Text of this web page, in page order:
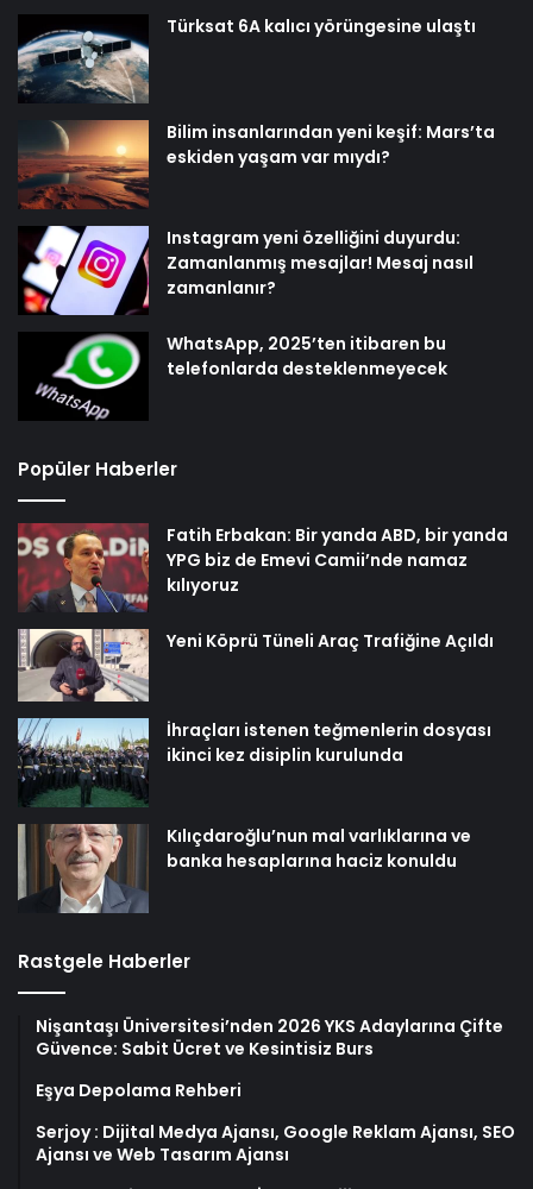
Türksat 6A kalıcı yörüngesine ulaştı
Bilim insanlarından yeni keşif: Mars’ta
eskiden yaşam var mıydı?
Instagram yeni özelliğini duyurdu:
Zamanlanmış mesajlar! Mesaj nasıl
zamanlanır?
WhatsApp, 2025’ten itibaren bu
telefonlarda desteklenmeyecek
Popüler Haberler
Fatih Erbakan: Bir yanda ABD, bir yanda
YPG biz de Emevi Camii’nde namaz
kılıyoruz
Yeni Köprü Tüneli Araç Trafiğine Açıldı
İhraçları istenen teğmenlerin dosyası
ikinci kez disiplin kurulunda
Kılıçdaroğlu’nun mal varlıklarına ve
banka hesaplarına haciz konuldu
Rastgele Haberler
Nişantaşı Üniversitesi’nden 2026 YKS Adaylarına Çifte
Güvence: Sabit Ücret ve Kesintisiz Burs
Eşya Depolama Rehberi
Serjoy : Dijital Medya Ajansı, Google Reklam Ajansı, SEO
Ajansı ve Web Tasarım Ajansı